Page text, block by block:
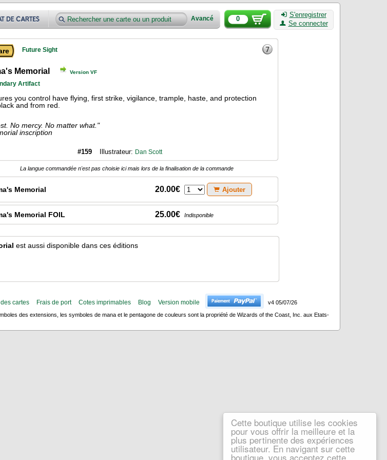
Cette boutique utilise les cookies
pour vous offrir la meilleure et la
plus pertinente des expériences
utilisateur. En navigant sur cette
boutique, vous acceptez cette
Avancé 0
S'enregistrer
Se connecter
Future Sight
Memorial Version VF
Artifact
you control have flying, first strike, vigilance, trample, haste, and protection
and from red.
No mercy. No matter what."
inscription
#159 Illustrateur: Dan Scott
La langue commandée n'est pas choisie ici mais lors de la finalisation de la commande
Memorial 20.00€ Ajouter
Memorial FOIL 25.00€ Indisponible
est aussi disponible dans ces éditions
des cartes Frais de port Cotes imprimables Blog Version mobile
v4 05/07/26
des extensions, les symboles de mana et le pentagone de couleurs sont la propriété de Wizards of the Coast, Inc. aux Etats-